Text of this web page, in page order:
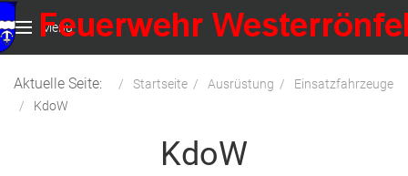
Menu
Aktuelle Seite: Startseite Ausrüstung
Einsatzfahrzeuge
KdoW
KdoW